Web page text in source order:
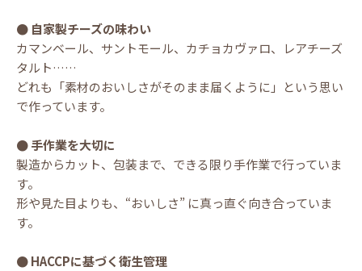
● 自家製チーズの味わい
カマンベール、サントモール、カチョカヴァロ、レアチーズ
タルト……
どれも「素材のおいしさがそのまま届くように」という思い
で作っています。
● 手作業を大切に
製造からカット、包装まで、できる限り手作業で行っていま
す。
形や見た目よりも、“おいしさ” に真っ直ぐ向き合っていま
す。
● HACCPに基づく衛生管理